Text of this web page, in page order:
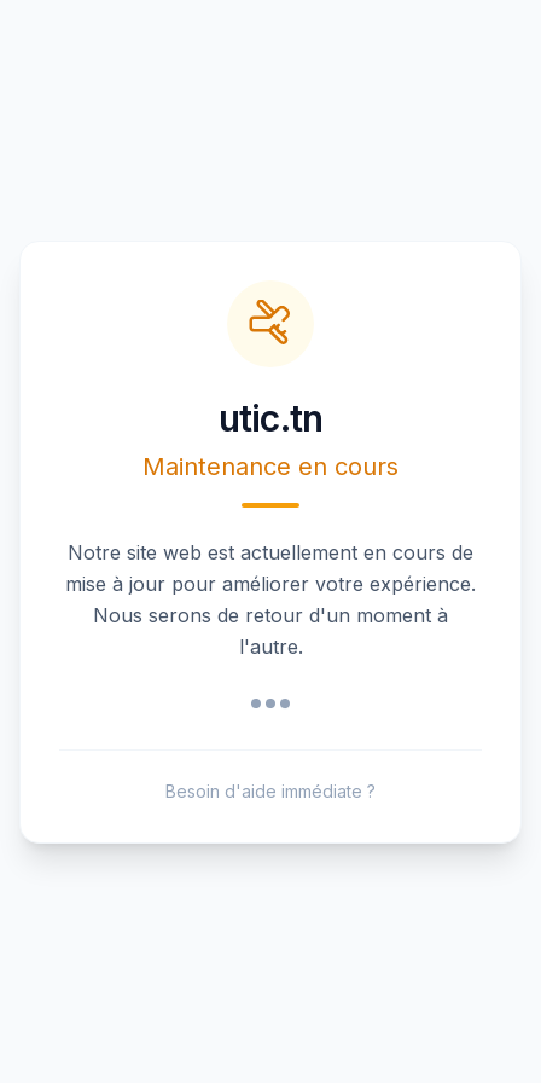
utic.tn
Maintenance en cours
Notre site web est actuellement en cours de
mise à jour pour améliorer votre expérience.
Nous serons de retour d'un moment à
l'autre.
Besoin d'aide immédiate ?